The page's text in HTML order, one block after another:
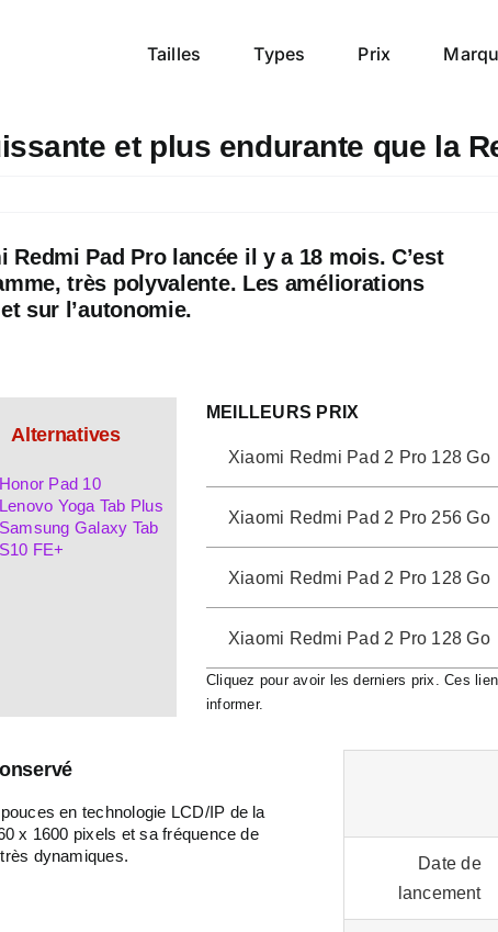
Tailles Types Prix
et plus endurante que la
Pad Pro lancée il y a 18 mois. C’est
très polyvalente. Les améliorations
sur l’autonomie.
Alternatives
Honor Pad 10
Lenovo Yoga Tab Plus
Samsung Galaxy Tab
S10 FE+
MEILLEURS PRIX
Xiaomi Redmi Pad 2 Pro 128 Go
Xiaomi Redmi Pad 2 Pro 256 Go
Xiaomi Redmi Pad 2 Pro 128 Go
Xiaomi Redmi Pad 2 Pro 128 Go
Cliquez pour avoir les derniers prix. Ces
informer.
en technologie LCD/IP de la
x 1600 pixels et sa fréquence de
dynamiques.
Date de
lancement